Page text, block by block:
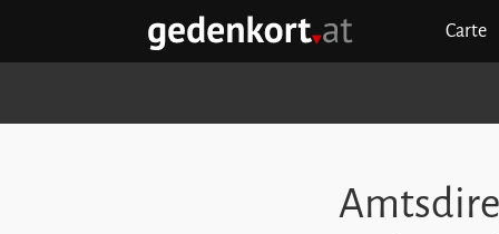
Aller au contenu principal
Aller à la navigation principale
Aller aux liens rapides
GEDENKORT - ACCUEIL
Carte